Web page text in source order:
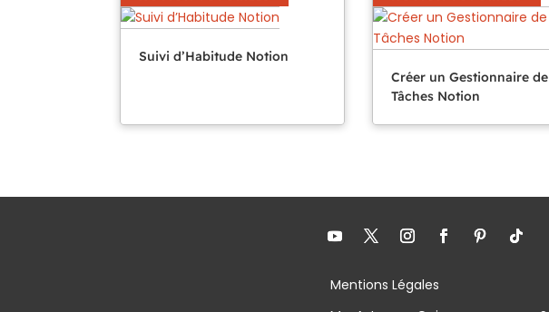
Suivi d’Habitude Notion
Créer un Gestionnaire de
Tâches Notion
Mentions Légales